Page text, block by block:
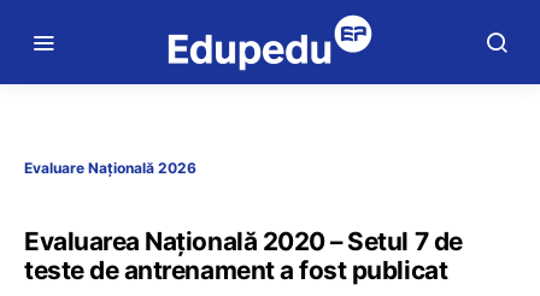
Evaluare Națională 2026
Evaluarea Naţională 2020 – Setul 7 de
teste de antrenament a fost publicat